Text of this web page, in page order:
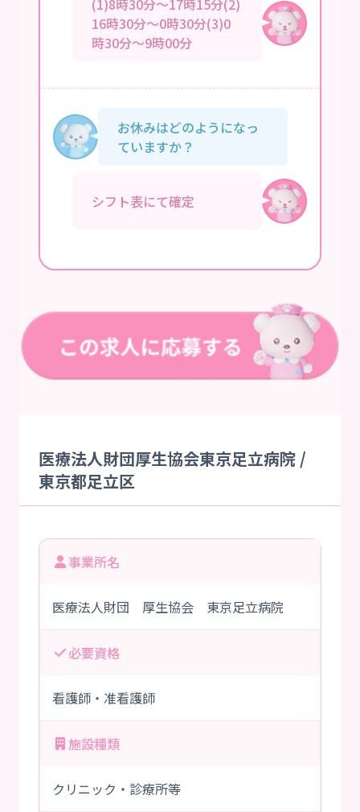
16時30分～0時30分(3)0
時30分～9時00分
お休みはどのようになっ
ていますか？
シフト表にて確定
医療法人財団厚生協会東京足立病院 /
東京都足立区
事業所名
医療法人財団 厚生協会 東京足立病院
必要資格
看護師・准看護師
施設種類
クリニック・診療所等